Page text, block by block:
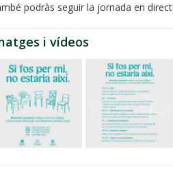
podràs seguir la jornada en
i vídeos